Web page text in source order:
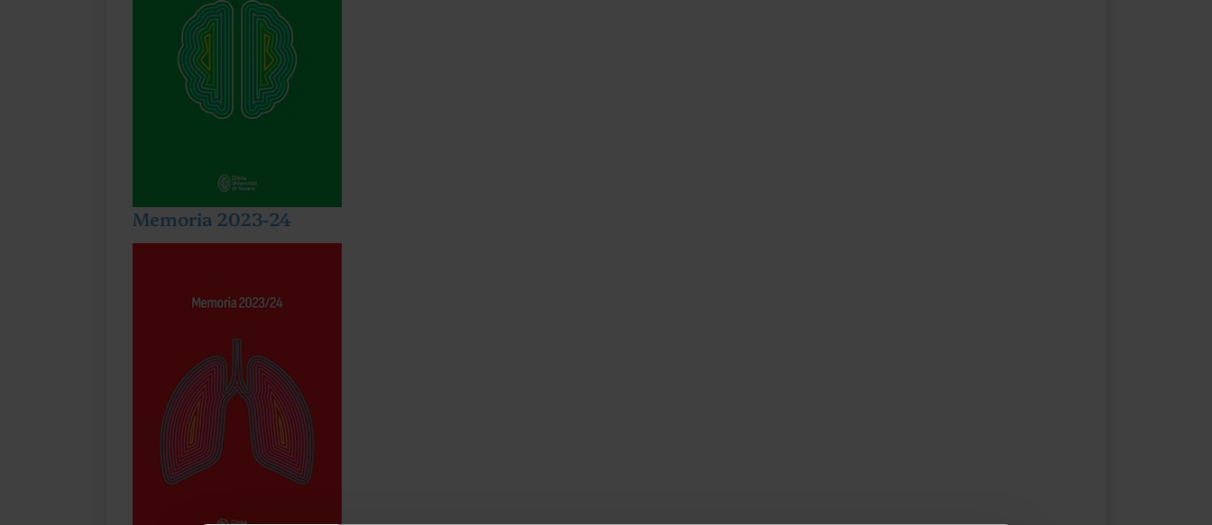
Memoria 2023-24